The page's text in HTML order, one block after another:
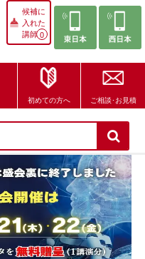
候補に
入れた
講師0
初めての方へ ご相談･お見積